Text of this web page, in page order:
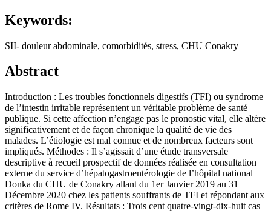
Keywords:
SII- douleur abdominale, comorbidités, stress, CHU Conakry
Abstract
Introduction : Les troubles fonctionnels digestifs (TFI) ou syndrome
de l’intestin irritable représentent un véritable problème de santé
publique. Si cette affection n’engage pas le pronostic vital, elle altère
significativement et de façon chronique la qualité de vie des
malades. L’étiologie est mal connue et de nombreux facteurs sont
impliqués. Méthodes : Il s’agissait d’une étude transversale
descriptive à recueil prospectif de données réalisée en consultation
externe du service d’hépatogastroentérologie de l’hôpital national
Donka du CHU de Conakry allant du 1er Janvier 2019 au 31
Décembre 2020 chez les patients souffrants de TFI et répondant aux
critères de Rome IV. Résultats : Trois cent quatre-vingt-dix-huit cas